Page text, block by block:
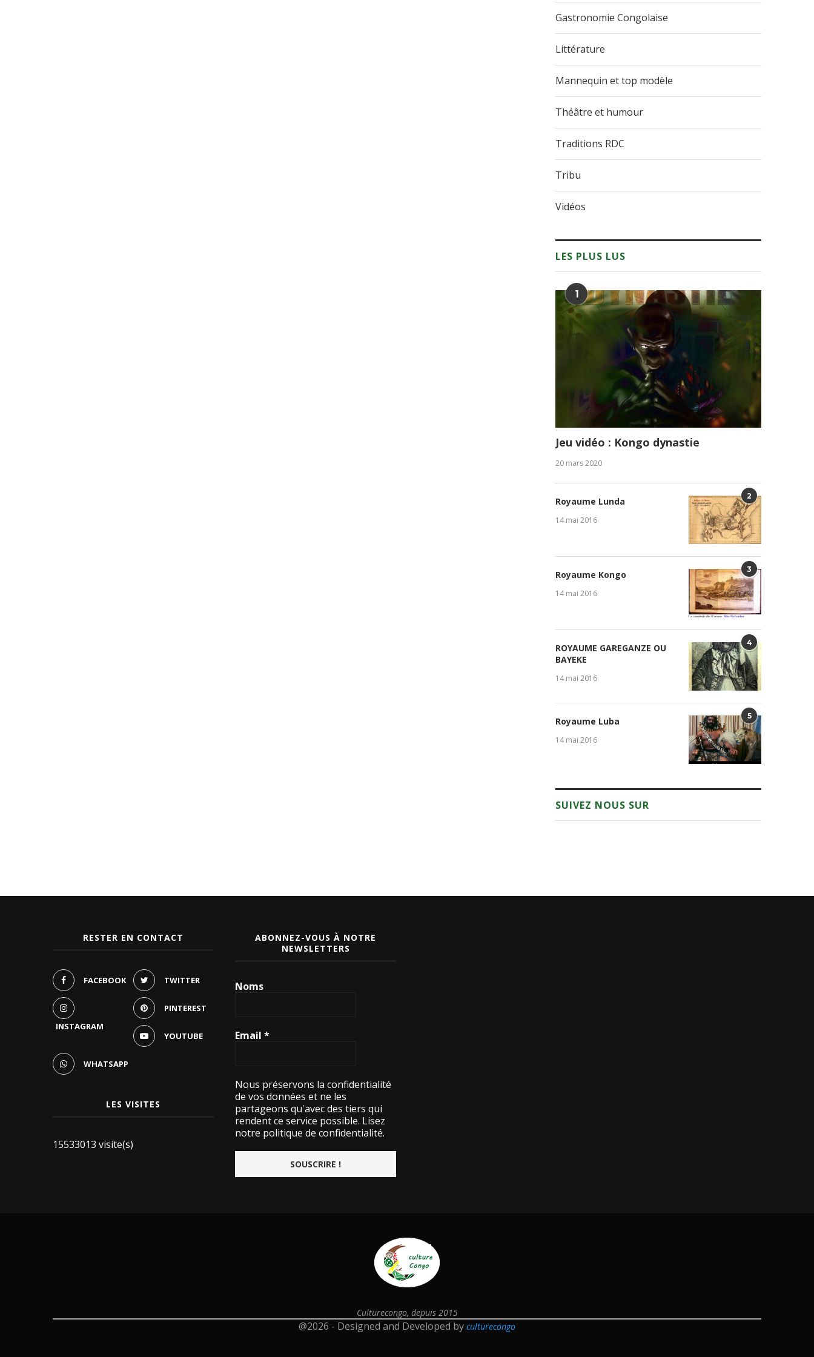
Gastronomie Congolaise
Littérature
Mannequin et top modèle
Théâtre et humour
Traditions RDC
Tribu
Vidéos
LES PLUS LUS
1
Jeu vidéo : Kongo dynastie
20 mars 2020
2
Royaume Lunda
14 mai 2016
3
Royaume Kongo
14 mai 2016
4
ROYAUME GAREGANZE OU
BAYEKE
14 mai 2016
5
Royaume Luba
14 mai 2016
SUIVEZ NOUS SUR
RESTER EN CONTACT
FACEBOOK TWITTER
INSTAGRAM
PINTEREST
YOUTUBE
WHATSAPP
LES VISITES
15533013 visite(s)
ABONNEZ-VOUS À NOTRE
NEWSLETTERS
Noms
Email*
Nous préservons la confidentialité
de vos données et ne les
partageons qu'avec des tiers qui
rendent ce service possible. Lisez
notre politique de confidentialité.
Culturecongo, depuis 2015
@2026 - Designed and Developed by culturecongo